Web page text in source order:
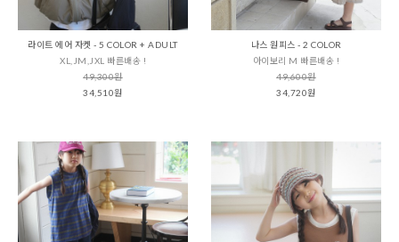
라이트 에어 자켓 - 5 COLOR + ADULT
XL,JM,JXL 빠른배송 !
49,300원
34,510원
나스 원피스 - 2 COLOR
아이보리 M 빠른배송 !
49,600원
34,720원